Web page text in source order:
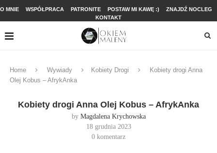
O MNIE WSPÓŁPRACA PATRONITE POSTAW MI KAWĘ :)
ZNAJDŹ NOCLEG
KONTAKT
Home Wywiady Kobiety Drogi
Kobiety drogi Anna
Olej Kobus – AfrykAnka
Kobiety drogi Anna Olej Kobus – AfrykAnka
by Magdalena Krychowska
18 grudnia 2023
0 komentarz